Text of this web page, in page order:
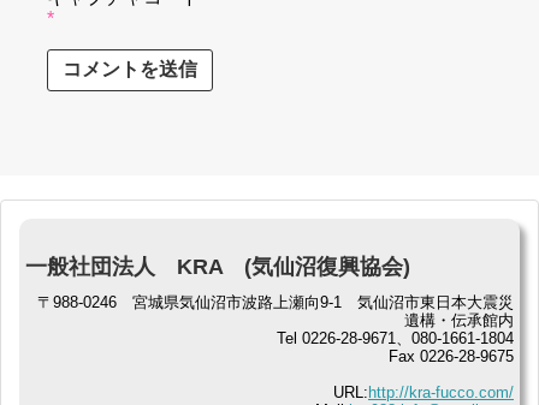
*
一般社団法人 KRA (気仙沼復興協会)
〒988-0246 宮城県気仙沼市波路上瀬向9-1 気仙沼市東日本大震災
遺構・伝承館内
Tel 0226-28-9671、080-1661-1804
Fax 0226-28-9675
URL: http://kra-fucco.com/